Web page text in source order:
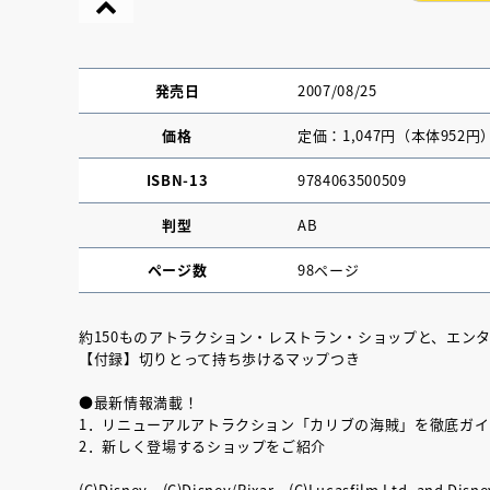
発売日 2007/08/25
価格 定価：1,047円（本体952円）
ISBN-13 9784063500509
判型 AB
ページ数 98ページ
約150ものアトラクション・レストラン・ショップと、エン
【付録】切りとって持ち歩けるマップつき
●最新情報満載！
1．リニューアルアトラクション「カリブの海賊」を徹底ガ
2．新しく登場するショップをご紹介